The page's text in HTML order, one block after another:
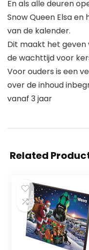
En als alle deuren
Snow Queen Elsa
van de kalender.
Dit maakt het geven
de wachttijd voor
Voor ouders is een
over de inhoud
vanaf 3 jaar
Related